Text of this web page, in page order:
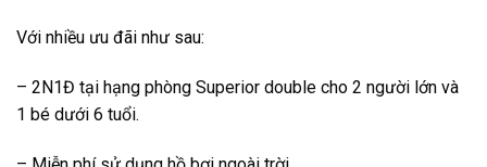
Với nhiều ưu đãi như sau:
– 2N1Đ tại hạng phòng Superior double cho 2 người lớn và
1 bé dưới 6 tuổi.